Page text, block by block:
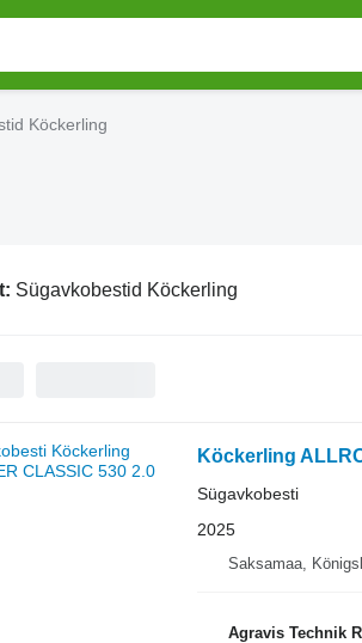
Köckerling
Sügavkobestid Köckerling
Köckerling
Sügavkobesti
2025
Saksamaa,
Agravis Technik